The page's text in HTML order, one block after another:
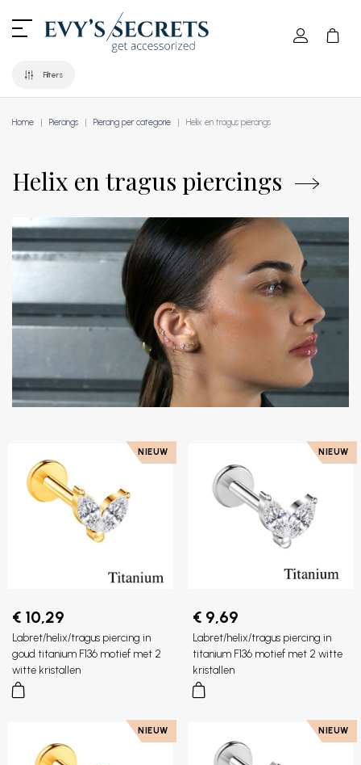
Filters
Home Piercings Piercing per categorie Helix en tragus piercings
Helix en tragus piercings
NIEUW
€ 10,29
Labret/helix/tragus piercing in
goud titanium F136 motief met 2
witte kristallen
NIEUW
€ 9,69
Labret/helix/tragus piercing in
titanium F136 motief met 2 witte
kristallen
NIEUW NIEUW